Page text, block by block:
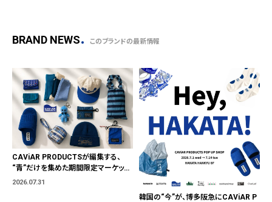
BRAND NEWS このブランドの最新情報
CAViAR PRODUCTSが編集する、
“青”だけを集めた期間限定マーケット
「BLUE MARKET」が横浜に。ブランド
2026.07.31
韓国の“今”が、博多阪急にCAViAR P